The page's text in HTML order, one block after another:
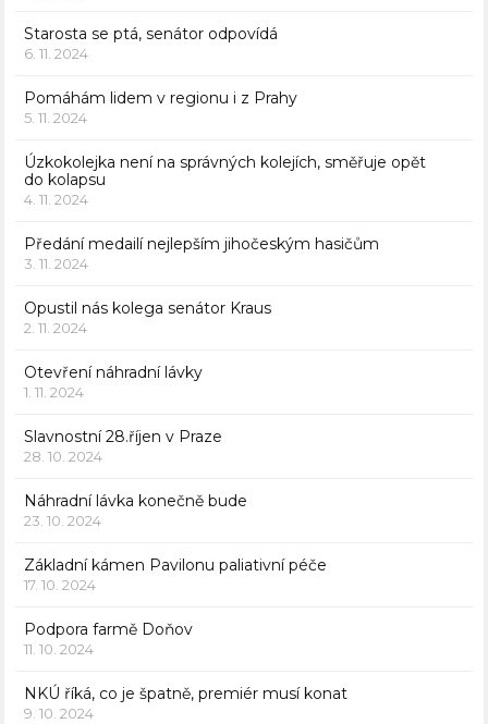
Starosta se ptá, senátor odpovídá
6. 11. 2024
Pomáhám lidem v regionu i z Prahy
5. 11. 2024
Úzkokolejka není na správných kolejích, směřuje opět
do kolapsu
4. 11. 2024
Předání medailí nejlepším jihočeským hasičům
3. 11. 2024
Opustil nás kolega senátor Kraus
2. 11. 2024
Otevření náhradní lávky
1. 11. 2024
Slavnostní 28.říjen v Praze
28. 10. 2024
Náhradní lávka konečně bude
23. 10. 2024
Základní kámen Pavilonu paliativní péče
17. 10. 2024
Podpora farmě Doňov
11. 10. 2024
NKÚ říká, co je špatně, premiér musí konat
9. 10. 2024